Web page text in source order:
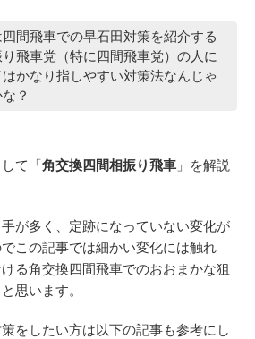
間飛車での早石田対策を紹介する
り飛車党（特に四間飛車党）の人に
はかなり指しやすい対策法なんじゃ
？
て「角交換四間相振り飛車 」を解説
が多く、定跡になっていない変化が
この記事では細かい変化には触れ
る角交換四間飛車でのおおまかな狙
思います。
をしたい方は以下の記事も参考にし